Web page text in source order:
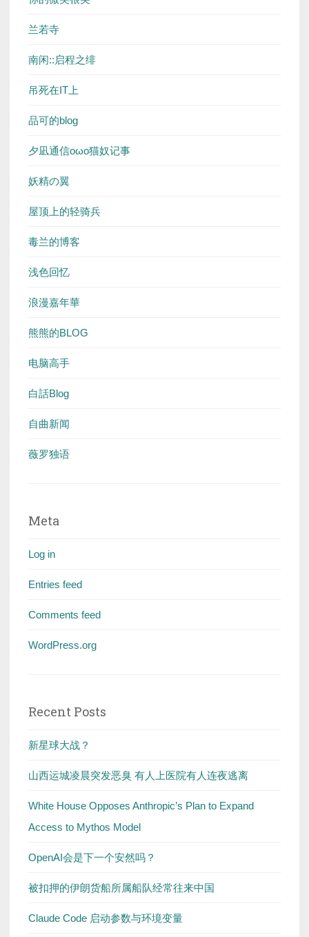
兰若寺
南闲::启程之绯
吊死在IT上
品可的blog
夕凪通信oωo猫奴记事
妖精の翼
屋顶上的轻骑兵
毒兰的博客
浅色回忆
浪漫嘉年華
熊熊的BLOG
电脑高手
白話Blog
自曲新闻
薇罗独语
Meta
Log in
Entries feed
Comments feed
WordPress.org
Recent Posts
新星球大战？
山西运城凌晨突发恶臭 有人上医院有人连夜逃离
White House Opposes Anthropic’s Plan to Expand
Access to Mythos Model
OpenAI会是下一个安然吗？
被扣押的伊朗货船所属船队经常往来中国
Claude Code 启动参数与环境变量